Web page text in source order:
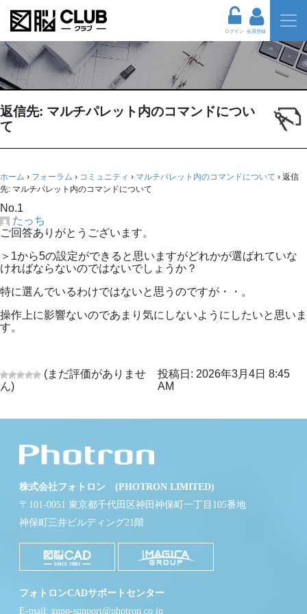
ログイン 会員登録
返信先: マルチパレット内のコマンドについ
て
ホーム › フォーラム › コミュニティ › マルチパレット内のコマンドについて › 返信
先: マルチパレット内のコマンドについて
No.1
たっち
ご回答ありがとうございます。
＞1から5の設定ができると思いますがどれかが選ばれていな
ければならないのではないでしょうか？
特に選んでいるわけではないと思うのですが・・。
操作上に影響ないのであまり気にしないようにしたいと思いま
す。
(まだ評価がありませ
ん)
投稿日: 2026年3月4日 8:45
AM
株式会社フォトロン (PHOTRON LIMITED)
〒101-0051 東京都千代田区神田神保町一丁目105番地
神保町三井ビルディング21階
フォトロンCADサポートセンター
E-mail: zuno-support@photron.co.jp